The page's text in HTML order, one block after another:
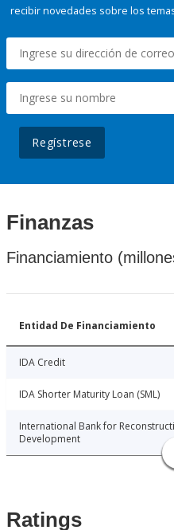
recibir novedades sobre los
Regístrese
Finanzas
Financiamiento
Entidad De Financiamiento
IDA Credit
IDA Shorter Maturity Loan (SML)
International Bank for
Development
Ratings